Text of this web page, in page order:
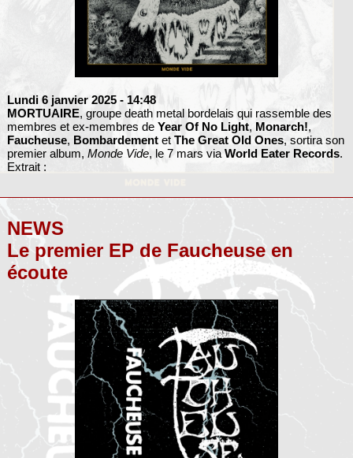
Lundi 6 janvier 2025 - 14:48
MORTUAIRE, groupe death metal bordelais qui rassemble des
membres et ex-membres de Year Of No Light, Monarch!,
Faucheuse, Bombardementet The Great Old Ones, sortira son
premier album, Monde Vide, le 7 mars via World Eater Records.
Extrait :
NEWS
Le premier EP de Faucheuse en
écoute